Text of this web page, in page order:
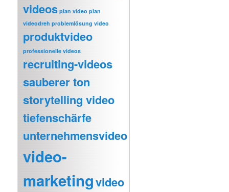
videos plan video plan
videodreh problemlösung video
produktvideo
professionelle videos
recruiting-videos
sauberer ton
storytelling video
tiefenschärfe
unternehmensvideo
video-
marketingvideo